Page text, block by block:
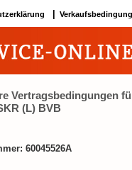
Vertragsbedingungen
(L) BVB
60045526A